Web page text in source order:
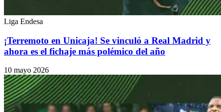
Liga Endesa
¡Terremoto en Unicaja! Se vinculó a Real Madrid y
ahora es el fichaje más polémico del año
10 mayo 2026